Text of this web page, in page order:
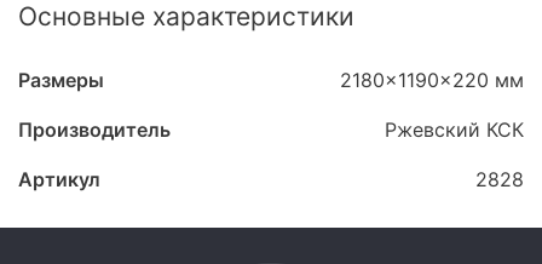
Основные характеристики
Размеры 2180x1190x220 мм
Производитель Ржевский КСК
Артикул 2828